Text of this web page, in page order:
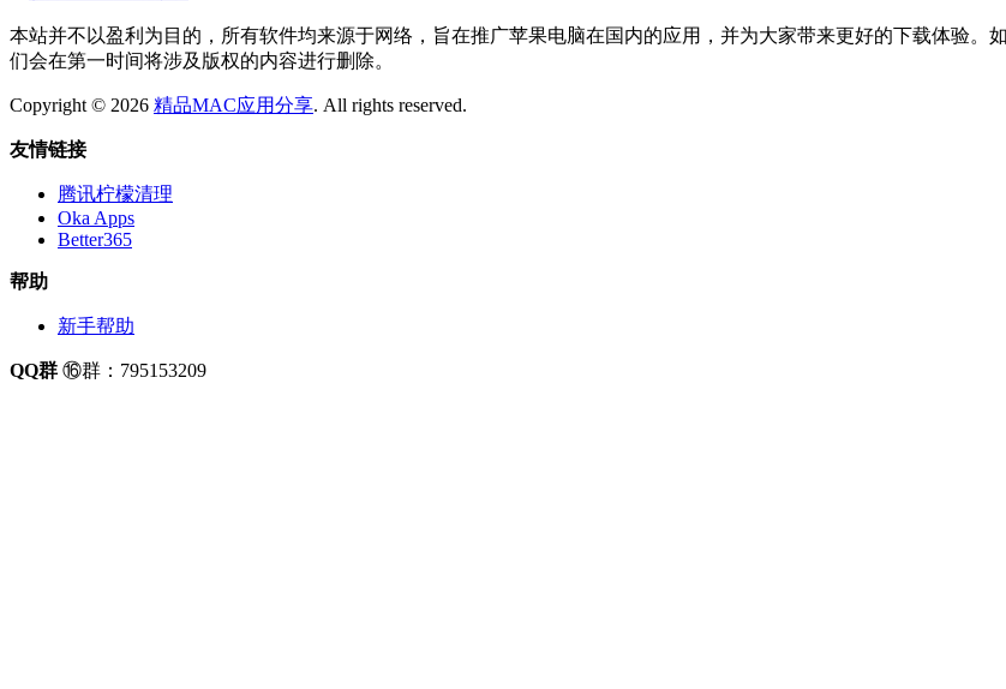
本站并不以盈利为目的，所有软件均来源于网络，旨在推广苹果电脑在国内的应用，并为大家带来更好的下载体验。
们会在第一时间将涉及版权的内容进行删除。
Copyright © 2026 精品MAC应用分享. All rights reserved.
友情链接
腾讯柠檬清理
Oka Apps
Better365
帮助
新手帮助
QQ群 ⑯群：795153209